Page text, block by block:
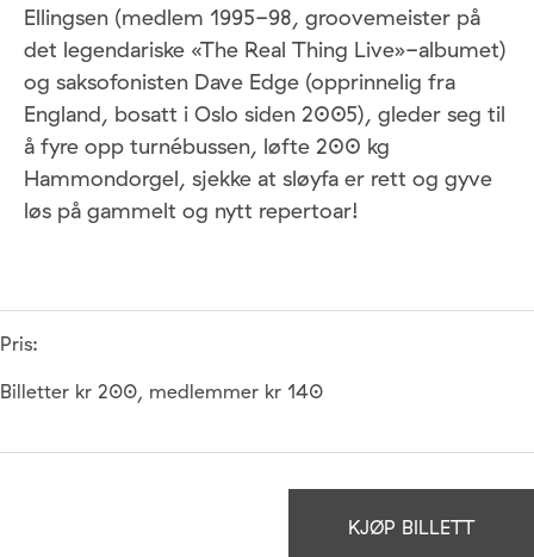
Ellingsen (medlem 1995-98, groovemeister på
det legendariske «The Real Thing Live»-albumet)
og saksofonisten Dave Edge (opprinnelig fra
England, bosatt i Oslo siden 2005), gleder seg til
å fyre opp turnébussen, løfte 200 kg
Hammondorgel, sjekke at sløyfa er rett og gyve
løs på gammelt og nytt repertoar!
Pris:
Billetter kr 200, medlemmer kr 140
KJØP BILLETT